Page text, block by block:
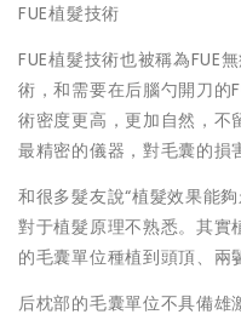
FUE植髮技術
FUE植髮技術也被稱為FUE
術，和需要在后腦勺開刀的
術密度更高，更加自然，不
最精密的儀器，對毛囊的損
和很多髮友說“植髮效果能
對于植髮原理不熟悉。其實
的毛囊單位種植到頭頂、兩
后枕部的毛囊單位不具備雄